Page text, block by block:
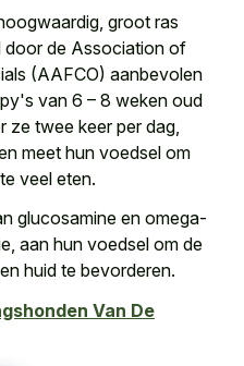
groot ras
door de Association of
(AAFCO) aanbevolen
van 6 – 8 weken oud
ze twee keer per dag,
meet hun voedsel om
veel eten.
glucosamine en omega-
aan hun voedsel om de
huid te bevorderen.
Van De